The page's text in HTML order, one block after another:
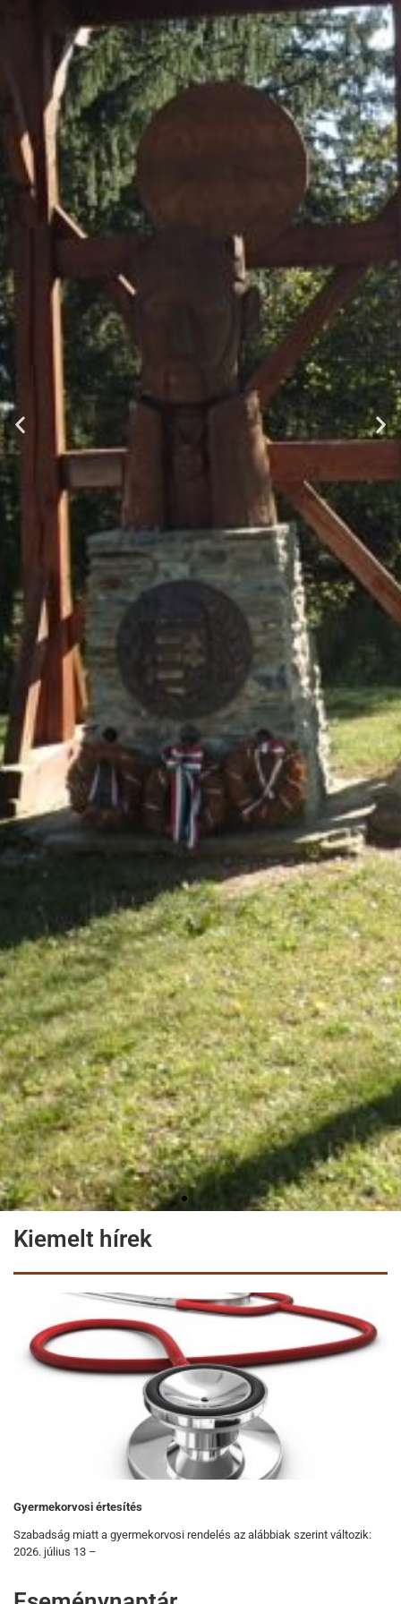
Kiemelt hírek
Gyermekorvosi értesítés
Szabadság miatt a gyermekorvosi rendelés az alábbiak szerint változik:
2026. július 13 –